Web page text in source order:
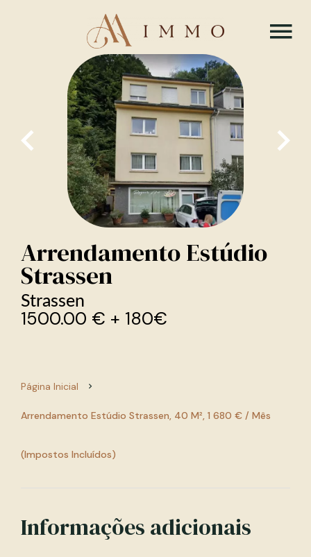
Arrendamento Estúdio
Strassen
Strassen
1500.00 € + 180€
Página Inicial
Arrendamento Estúdio Strassen, 40 M², 1 680 € / Mês
(Impostos Incluídos)
Informações adicionais